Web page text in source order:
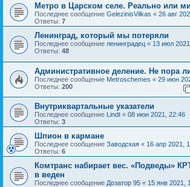
Метро в Царском селе. Реально или
Последнее сообщение GelezinisVilkas « 26 авг
Ответы: 7
Ленинград, который мы потеряли
Последнее сообщение ленинградец « 13 июл
Ответы: 48
Административное деление. Не пора
Последнее сообщение Metroschemes « 29 июн
Ответы: 200
Внутриквартальные указатели
Последнее сообщение Lindt « 08 июн 2021, 22:46
Ответы: 3
Шпион в кармане
Последнее сообщение Заводская « 16 апр 2021,
Ответы: 6
Комтранс набирает вес. «Подведы»
в веден
Последнее сообщение Дозатор 95 « 15 янв 2021,